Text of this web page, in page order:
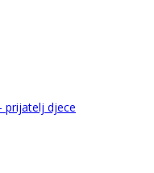
prijatelj djece